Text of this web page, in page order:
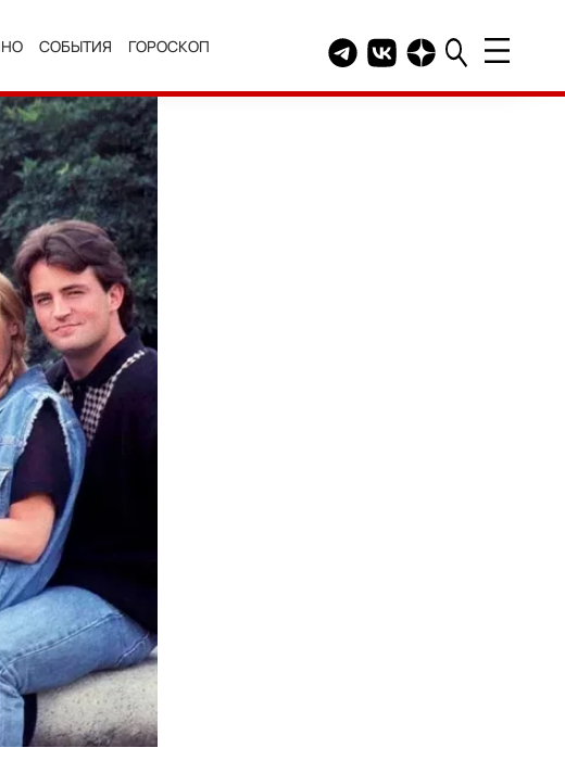
СОБЫТИЯ ГОРОСКОП Telegram канал HELLO
Группа HELLO
Канал HELLO в